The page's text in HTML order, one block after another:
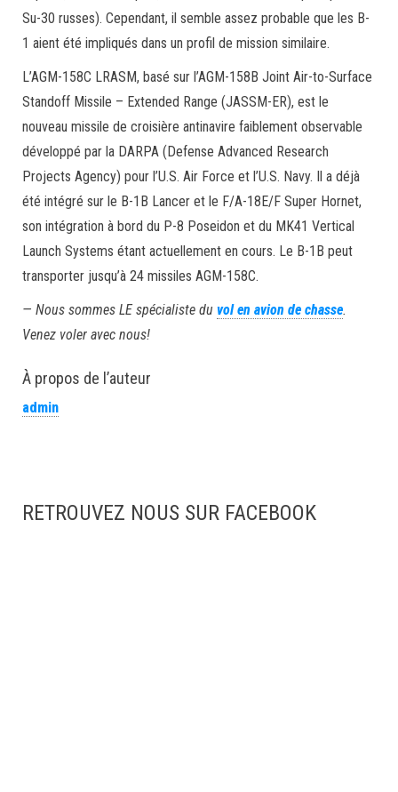
Su-30 russes). Cependant, il semble assez probable que les B-
1 aient été impliqués dans un profil de mission similaire.
L’AGM-158C LRASM, basé sur l’AGM-158B Joint Air-to-Surface
Standoff Missile – Extended Range (JASSM-ER), est le
nouveau missile de croisière antinavire faiblement observable
développé par la DARPA (Defense Advanced Research
Projects Agency) pour l’U.S. Air Force et l’U.S. Navy. Il a déjà
été intégré sur le B-1B Lancer et le F/A-18E/F Super Hornet,
son intégration à bord du P-8 Poseidon et du MK41 Vertical
Launch Systems étant actuellement en cours. Le B-1B peut
transporter jusqu’à 24 missiles AGM-158C.
— Nous sommes LE spécialiste du vol en avion de chasse.
Venez voler avec nous!
À propos de l’auteur
admin
RETROUVEZ NOUS SUR FACEBOOK